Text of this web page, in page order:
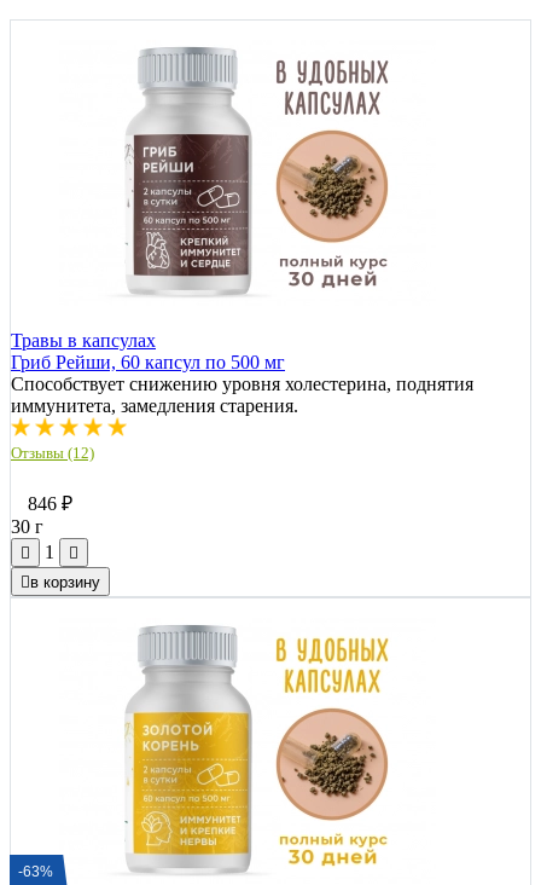
Травы в капсулах
Гриб Рейши, 60 капсул по 500 мг
Способствует снижению уровня холестерина, поднятия
иммунитета, замедления старения.
Отзывы (12)
846 ₽
30 г
1
в корзину
-63%